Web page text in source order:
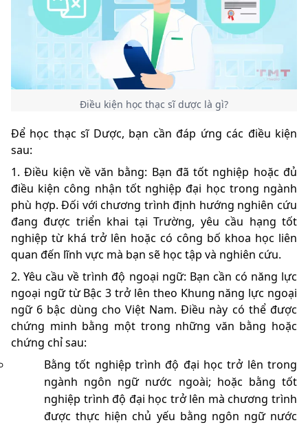
Điều kiện học thạc sĩ dược là gì?
Để học thạc sĩ Dược, bạn cần đáp ứng các điều kiện
sau:
1. Điều kiện về văn bằng: Bạn đã tốt nghiệp hoặc đủ
điều kiện công nhận tốt nghiệp đại học trong ngành
phù hợp. Đối với chương trình định hướng nghiên cứu
đang được triển khai tại Trường, yêu cầu hạng tốt
nghiệp từ khá trở lên hoặc có công bố khoa học liên
quan đến lĩnh vực mà bạn sẽ học tập và nghiên cứu.
2. Yêu cầu về trình độ ngoại ngữ: Bạn cần có năng lực
ngoại ngữ từ Bậc 3 trở lên theo Khung năng lực ngoại
ngữ 6 bậc dùng cho Việt Nam. Điều này có thể được
chứng minh bằng một trong những văn bằng hoặc
chứng chỉ sau:
Bằng tốt nghiệp trình độ đại học trở lên trong
ngành ngôn ngữ nước ngoài; hoặc bằng tốt
nghiệp trình độ đại học trở lên mà chương trình
được thực hiện chủ yếu bằng ngôn ngữ nước